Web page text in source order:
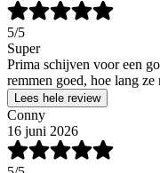
5/5
Super
Prima schijven voor een
remmen goed, hoe lang
Lees hele review
Conny
16 juni 2026